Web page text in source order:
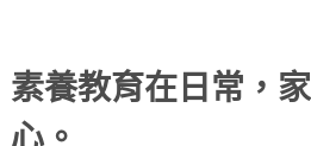
素養教育在日常，